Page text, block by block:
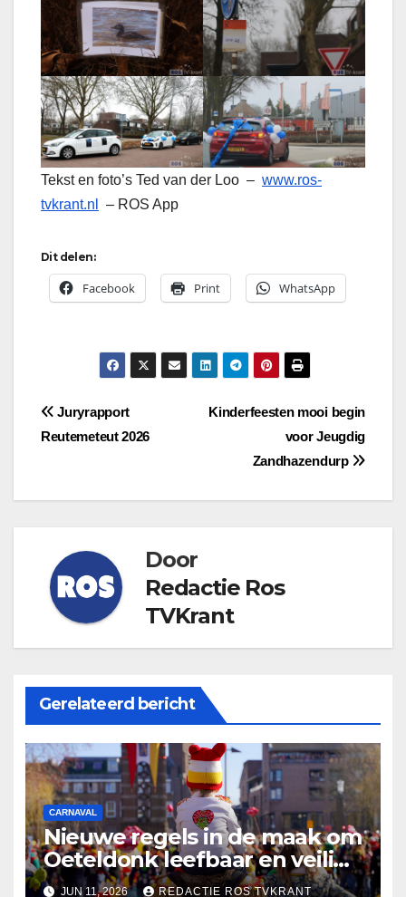
Tekst en foto’s Ted van der Loo – www.ros-
tvkrant.nl
– ROS App
Dit delen:
Facebook Print WhatsApp
Bericht
Kinderfeesten mooi begin
voor Jeugdig
Zandhazendurp
Juryrapport
Reutemeteut 2026
Door
Redactie Ros
TVKrant
Gerelateerd bericht
CARNAVAL
Nieuwe regels in de maak om
Oeteldonk leefbaar en veilig
te houden
JUN 11, 2026 REDACTIE ROS TVKRANT